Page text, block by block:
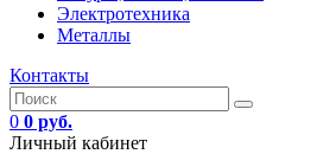
Электротехника
Металлы
Контакты
0 0 руб.
Личный кабинет